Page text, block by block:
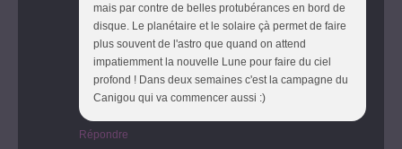
mais par contre de belles protubérances en bord de
disque. Le planétaire et le solaire çà permet de faire
plus souvent de l'astro que quand on attend
impatiemment la nouvelle Lune pour faire du ciel
profond ! Dans deux semaines c'est la campagne du
Canigou qui va commencer aussi :)
Répondre